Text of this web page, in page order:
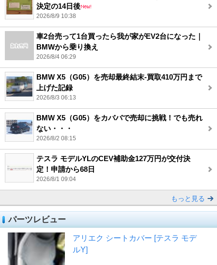
決定の14日後
2026/8/9 10:38
車2台売って1台買ったら我が家がEV2台になった｜
BMWから乗り換え
2026/8/4 06:29
BMW X5（G05）を売却最終結末-買取410万円まで
上げた記録
2026/8/3 06:13
BMW X5（G05）をカババで売却に挑戦！でも売れ
ない・・・
2026/8/2 08:15
テスラ モデルYLのCEV補助金127万円が交付決
定！申請から68日
2026/8/1 09:04
もっと見る
パーツレビュー
アリエク シートカバー [テスラ モデ
ルY]